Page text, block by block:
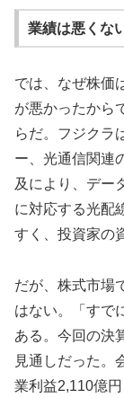
業績は悪くな
では、なぜ株価
が悪かったから
らだ。フジクラ
ー、光通信関連
及により、デー
に対応する光配
すく、投資家の
だが、株式市場
はない。「すで
ある。今回の決
見通しだった。
業利益2,110億